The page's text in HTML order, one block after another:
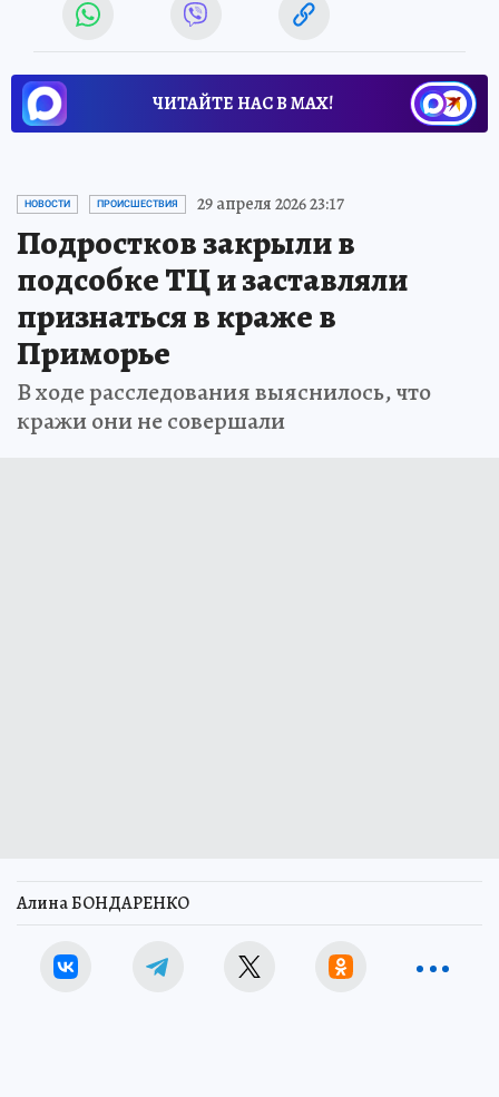
ЧИТАЙТЕ НАС В МАХ!
НОВОСТИ ПРОИСШЕСТВИЯ 29 апреля 2026 23:17
Подростков закрыли в
подсобке ТЦ и заставляли
признаться в краже в
Приморье
В ходе расследования выяснилось, что
кражи они не совершали
Алина БОНДАРЕНКО